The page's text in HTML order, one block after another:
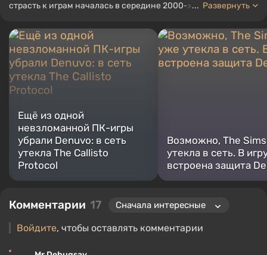
страсть к играм началась в середине 2000-х. Я в основном
моих любимых игр всех времен включают Fallout, Borderlands
и The Witcher.
... Развернуть
Ещё из одной
невзломанной ПК-игры
убрали Denuvo: в сеть
утекла The Callisto
Protocol
Возможно, The
утекла в сеть. В
встроена защита
Комментарии 17
Войдите, чтобы оставлять комментарии